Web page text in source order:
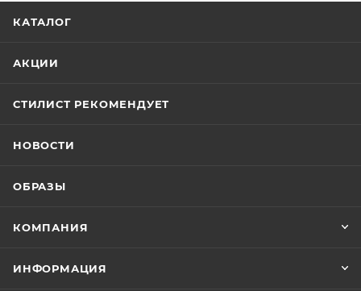
КАТАЛОГ
АКЦИИ
СТИЛИСТ РЕКОМЕНДУЕТ
НОВОСТИ
ОБРАЗЫ
КОМПАНИЯ
ИНФОРМАЦИЯ